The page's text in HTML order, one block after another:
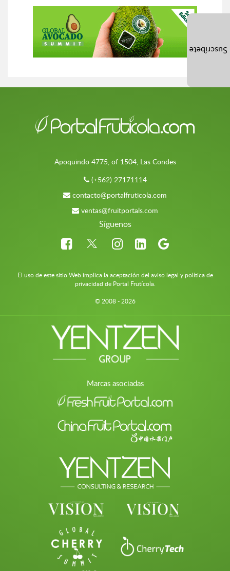
Apoquindo 4775, of 1504, Las Condes
(+562) 27171114
contacto@portalfruticola.com
ventas@fruitportals.com
Síguenos
El uso de este sitio Web implica la aceptación del aviso legal y política de
privacidad de Portal Frutícola.
© 2008 - 2026
Marcas asociadas
Suscríbete